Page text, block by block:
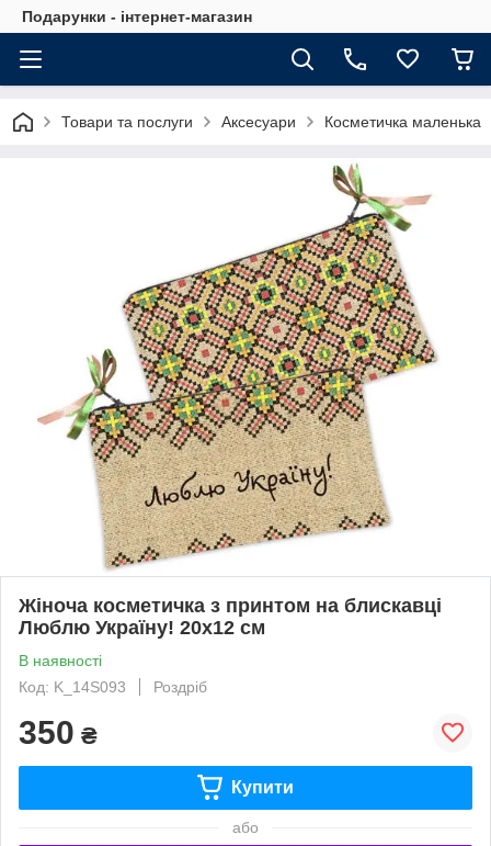
Подарунки - інтернет-магазин
Товари та послуги Аксесуари Косметичка маленька
Жіноча косметичка з принтом на блискавці
Люблю Україну! 20х12 см
В наявності
Код: K_14S093
Роздріб
350 ₴
Купити
або